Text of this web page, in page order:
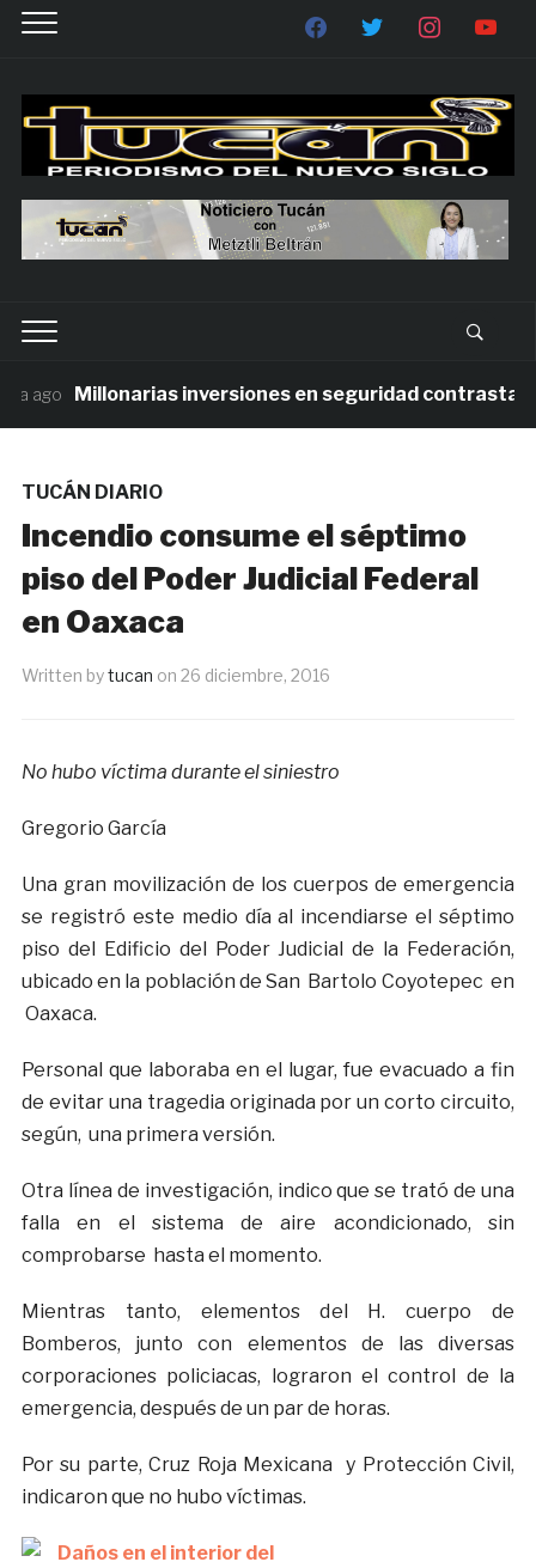
Millonarias inversiones en seguridad contrastan
TUCÁN DIARIO
Incendio consume el séptimo
piso del Poder Judicial Federal
en Oaxaca
Written bytucan on 26 diciembre, 2016
No hubo víctima durante el siniestro
Gregorio García
Una gran movilización de los cuerpos de emergencia
se registró este medio día al incendiarse el séptimo
piso del Edificio del Poder Judicial de la Federación,
ubicado en la población de San Bartolo Coyotepec en
Oaxaca.
Personal que laboraba en el lugar, fue evacuado a fin
de evitar una tragedia originada por un corto circuito,
según, una primera versión.
Otra línea de investigación, indico que se trató de una
falla en el sistema de aire acondicionado, sin
comprobarse hasta el momento.
Mientras tanto, elementos del H. cuerpo de
Bomberos, junto con elementos de las diversas
corporaciones policiacas, lograron el control de la
emergencia, después de un par de horas.
Por su parte, Cruz Roja Mexicana y Protección Civil,
indicaron que no hubo víctimas.